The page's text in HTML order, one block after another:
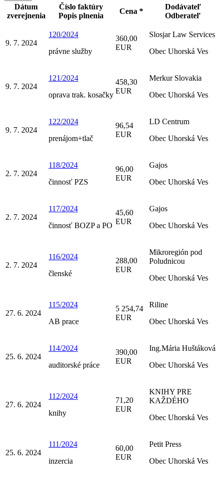
Dátum
zverejnenia
Číslo faktúry
Popis plnenia
Cena *
Dodávateľ
Odberateľ
9. 7. 2024
120/2024
právne služby
360,00
EUR
Slosjar Law Services
Obec Uhorská Ves
9. 7. 2024
121/2024
oprava trak. kosačky
458,30
EUR
Merkur Slovakia
Obec Uhorská Ves
9. 7. 2024
122/2024
prenájom+tlač
96,54
EUR
LD Centrum
Obec Uhorská Ves
2. 7. 2024
118/2024
činnosť PZS
96,00
EUR
Gajos
Obec Uhorská Ves
2. 7. 2024
117/2024
činnosť BOZP a PO
45,60
EUR
Gajos
Obec Uhorská Ves
2. 7. 2024
116/2024
členské
288,00
EUR
Mikroregión pod
Poludnicou
Obec Uhorská Ves
27. 6. 2024
115/2024
AB prace
5 254,74
EUR
Riline
Obec Uhorská Ves
25. 6. 2024
114/2024
auditorské práce
390,00
EUR
Ing.Mária Huštáková
Obec Uhorská Ves
27. 6. 2024
112/2024
knihy
71,20
EUR
KNIHY PRE
KAŽDÉHO
Obec Uhorská Ves
25. 6. 2024
111/2024
inzercia
60,00
EUR
Petit Press
Obec Uhorská Ves